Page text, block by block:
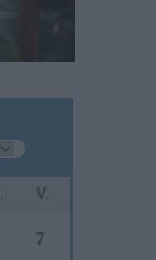
V.
7